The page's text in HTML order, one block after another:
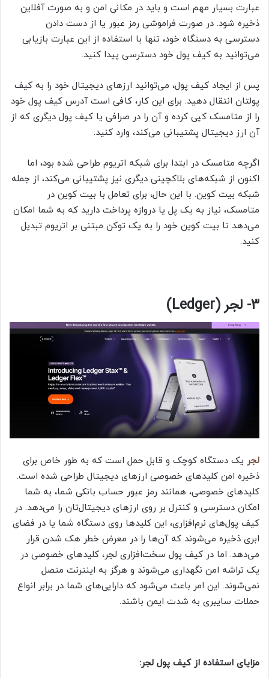
عبارت بسیار مهم است و باید در مکانی امن و به صورت آفلاین
ذخیره شود. در صورت فراموشی رمز عبور یا از دست دادن
دسترسی به دستگاه خود، تنها با استفاده از این عبارت بازیابی
می‌توانید به کیف پول خود دسترسی پیدا کنید.
پس از ایجاد کیف پول، می‌توانید ارزهای دیجیتال خود را به کیف
پولتان انتقال دهید. برای این کار، کافی است آدرس کیف پول خود
را از متامسک کپی کرده و آن را در صرافی یا کیف پول دیگری که از
آن ارز دیجیتال پشتیبانی می‌کند، وارد کنید.
اگرچه متامسک در ابتدا برای شبکه اتریوم طراحی شده بود، اما
اکنون از شبکه‌های بلاکچینی دیگری نیز پشتیبانی می‌کند، از جمله
شبکه بیت کوین. با این حال، برای تعامل با بیت کوین در
متامسک، نیاز به یک پل یا دروازه پرداخت دارید که به شما امکان
می‌دهد تا بیت کوین خود را به یک توکن مبتنی بر اتریوم تبدیل
کنید.
3- لجر (Ledger)
لجر یک دستگاه کوچک و قابل حمل است که به طور خاص برای
ذخیره امن کلیدهای خصوصی ارزهای دیجیتال طراحی شده است.
کلیدهای خصوصی، همانند رمز عبور حساب بانکی شما، به شما
امکان دسترسی و کنترل بر روی ارزهای دیجیتال‌تان را می‌دهد. در
کیف پول‌های نرم‌افزاری، این کلیدها روی دستگاه شما یا در فضای
ابری ذخیره می‌شوند که آن‌ها را در معرض خطر هک شدن قرار
می‌دهد. اما در کیف پول سخت‌افزاری لجر، کلیدهای خصوصی در
یک تراشه امن نگهداری می‌شوند و هرگز به اینترنت متصل
نمی‌شوند. این امر باعث می‌شود که دارایی‌های شما در برابر انواع
حملات سایبری به شدت ایمن باشند.
مزایای استفاده از کیف پول لجر: